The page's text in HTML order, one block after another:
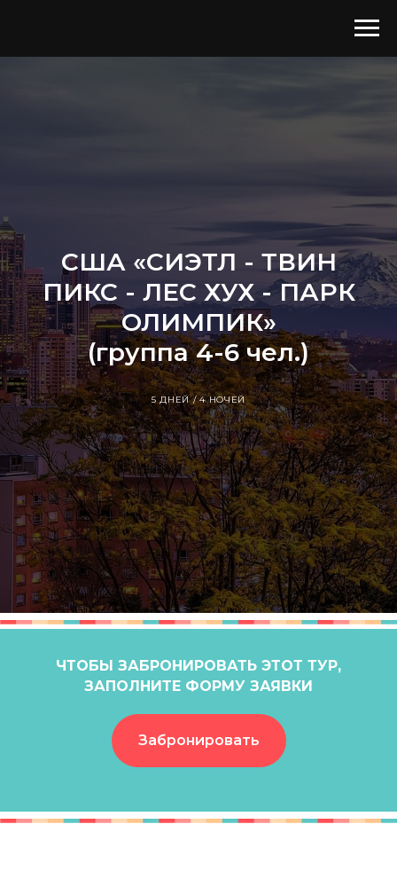
США «СИЭТЛ - ТВИН
ПИКС - ЛЕС ХУХ - ПАРК
ОЛИМПИК»
(группа 4-6 чел.)
5 ДНЕЙ / 4 НОЧЕЙ
ЧТОБЫ ЗАБРОНИРОВАТЬ ЭТОТ ТУР,
ЗАПОЛНИТЕ ФОРМУ ЗАЯВКИ
Забронировать